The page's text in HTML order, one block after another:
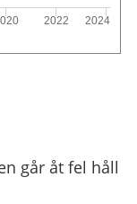
2022 2024
går åt fel håll